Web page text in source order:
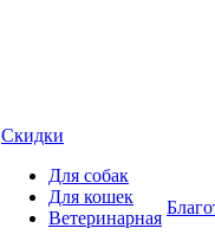
Скидки
Для собак
Для кошек
Ветеринарная